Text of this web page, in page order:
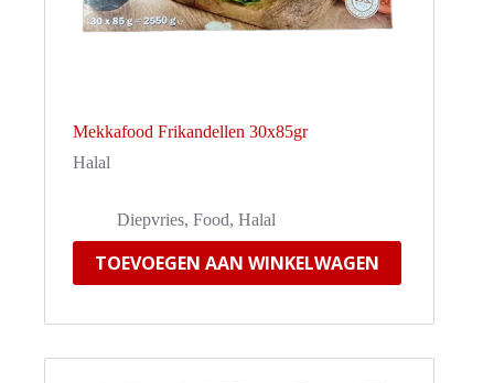
Mekkafood Frikandellen 30x85gr
Halal
Diepvries, Food, Halal
TOEVOEGEN AAN WINKELWAGEN